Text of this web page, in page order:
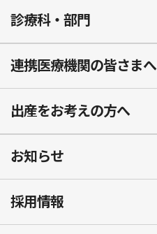
診療科・部門
連携医療機関の皆さまへ
出産をお考えの方へ
お知らせ
採用情報